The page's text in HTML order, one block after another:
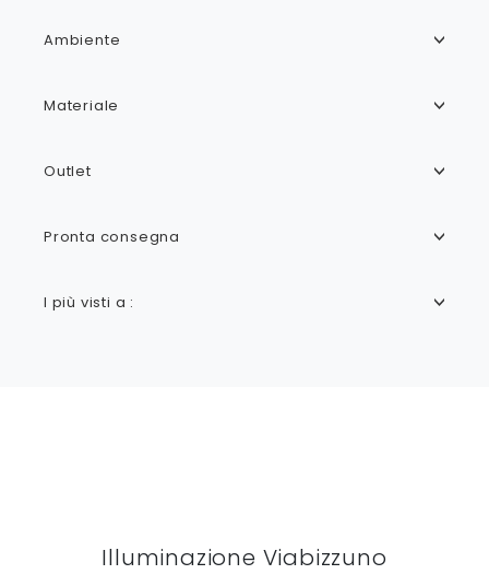
Ambiente
Materiale
Outlet
Pronta consegna
I più visti a :
Illuminazione Viabizzuno